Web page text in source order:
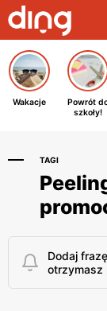
Wakacje
Powrót
szkoły!
TAGI
Dodaj
otrzymasz